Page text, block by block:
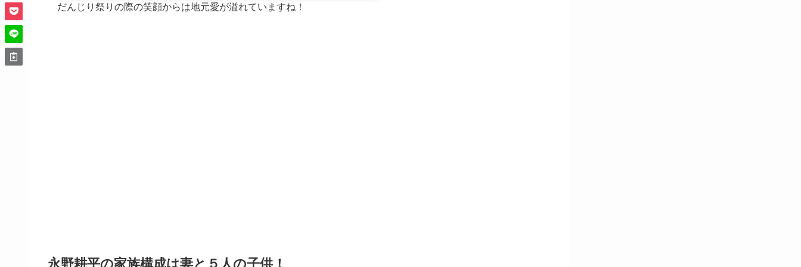
だんじり祭りの際の笑顔からは地元愛が溢れていますね！
永野耕平の家族構成は妻と５人の子供！